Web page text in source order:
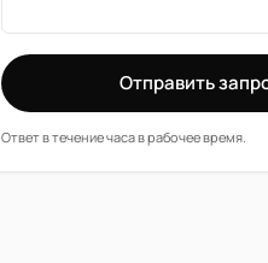
Отправить
Ответ в течение часа в рабочее время.